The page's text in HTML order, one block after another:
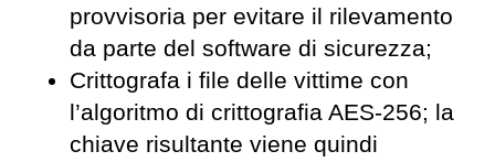
provvisoria per evitare il rilevamento
da parte del software di sicurezza;
Crittografa i file delle vittime con
l’algoritmo di crittografia AES-256; la
chiave risultante viene quindi